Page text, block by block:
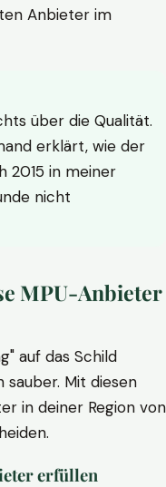
Anbieter im
über die Qualität.
erklärt, wie der
2015 in meiner
nicht
MPU-Anbieter
auf das Schild
Mit diesen
in deiner Region von
erfüllen